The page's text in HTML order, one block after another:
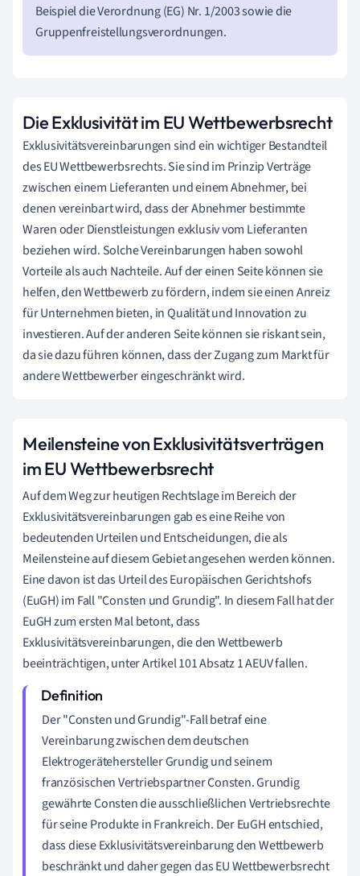
Beispiel die Verordnung (EG) Nr. 1/2003 sowie die
Gruppenfreistellungsverordnungen.
Die Exklusivität im EU Wettbewerbsrecht
Exklusivitätsvereinbarungen sind ein wichtiger Bestandteil
des EU Wettbewerbsrechts. Sie sind im Prinzip Verträge
zwischen einem Lieferanten und einem Abnehmer, bei
denen vereinbart wird, dass der Abnehmer bestimmte
Waren oder Dienstleistungen exklusiv vom Lieferanten
beziehen wird. Solche Vereinbarungen haben sowohl
Vorteile als auch Nachteile. Auf der einen Seite können sie
helfen, den Wettbewerb zu fördern, indem sie einen Anreiz
für Unternehmen bieten, in Qualität und Innovation zu
investieren. Auf der anderen Seite können sie riskant sein,
da sie dazu führen können, dass der Zugang zum Markt für
andere Wettbewerber eingeschränkt wird.
Meilensteine von Exklusivitätsverträgen
im EU Wettbewerbsrecht
Auf dem Weg zur heutigen Rechtslage im Bereich der
Exklusivitätsvereinbarungen gab es eine Reihe von
bedeutenden Urteilen und Entscheidungen, die als
Meilensteine auf diesem Gebiet angesehen werden können.
Eine davon ist das Urteil des Europäischen Gerichtshofs
(EuGH) im Fall "Consten und Grundig". In diesem Fall hat der
EuGH zum ersten Mal betont, dass
Exklusivitätsvereinbarungen, die den Wettbewerb
beeinträchtigen, unter Artikel 101 Absatz 1 AEUV fallen.
Der "Consten und Grundig"-Fall betraf eine
Vereinbarung zwischen dem deutschen
Elektrogerätehersteller Grundig und seinem
französischen Vertriebspartner Consten. Grundig
gewährte Consten die ausschließlichen Vertriebsrechte
für seine Produkte in Frankreich. Der EuGH entschied,
dass diese Exklusivitätsvereinbarung den Wettbewerb
beschränkt und daher gegen das EU Wettbewerbsrecht